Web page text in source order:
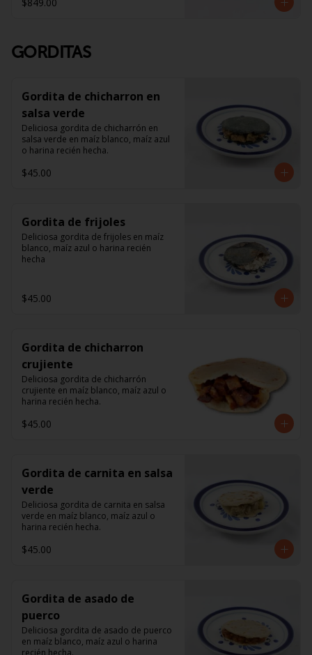
GORDITAS
Gordita de chicharron en
salsa verde
Deliciosa gordita de chicharrón en
salsa verde en maíz blanco, maíz azul
o harina recién hecha.
$45.00
Gordita de frijoles
Deliciosa gordita de frijoles en maíz
blanco, maíz azul o harina recién
hecha
$45.00
Gordita de chicharron
crujiente
Deliciosa gordita de chicharrón
crujiente en maíz blanco, maíz azul o
harina recién hecha.
$45.00
Gordita de carnita en salsa
verde
Deliciosa gordita de carnita en salsa
verde en maíz blanco, maíz azul o
harina recién hecha.
$45.00
Gordita de asado de
puerco
Deliciosa gordita de asado de puerco
en maíz blanco, maíz azul o harina
recién hecha.